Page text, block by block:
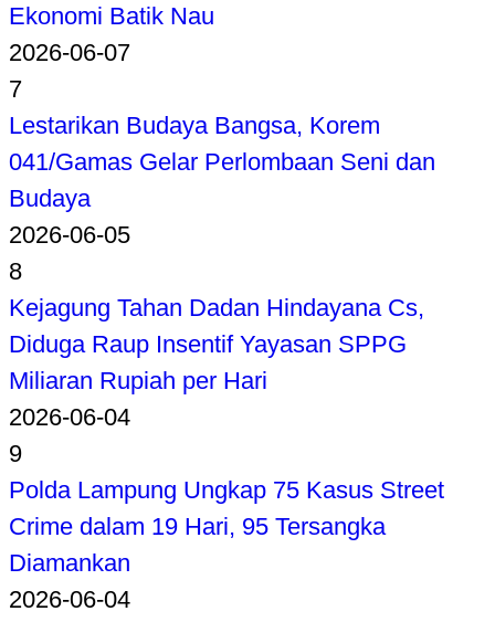
Ekonomi Batik Nau
2026-06-07
7
Lestarikan Budaya Bangsa, Korem
041/Gamas Gelar Perlombaan Seni dan
Budaya
2026-06-05
8
Kejagung Tahan Dadan Hindayana Cs,
Diduga Raup Insentif Yayasan SPPG
Miliaran Rupiah per Hari
2026-06-04
9
Polda Lampung Ungkap 75 Kasus Street
Crime dalam 19 Hari, 95 Tersangka
Diamankan
2026-06-04